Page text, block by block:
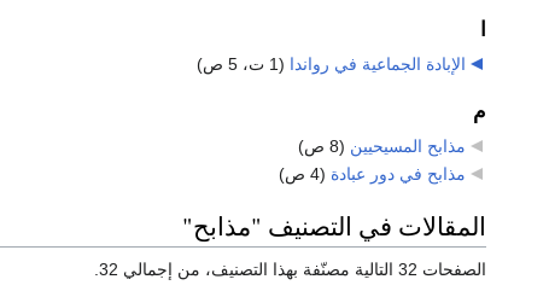
الإبادة الجماعية في رواندا (1 ت، 5 ص)
م
مذابح المسيحيين (8 ص)
مذابح في دور عبادة (4 ص)
المقالات في التصنيف "مذابح"
الصفحات 32 التالية مصنّفة بهذا التصنيف، من إجمالي 32.